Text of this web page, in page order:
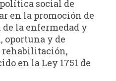
social de
en la promoción de
la enfermedad y
oportuna y de
rehabilitación,
en la Ley 1751 de